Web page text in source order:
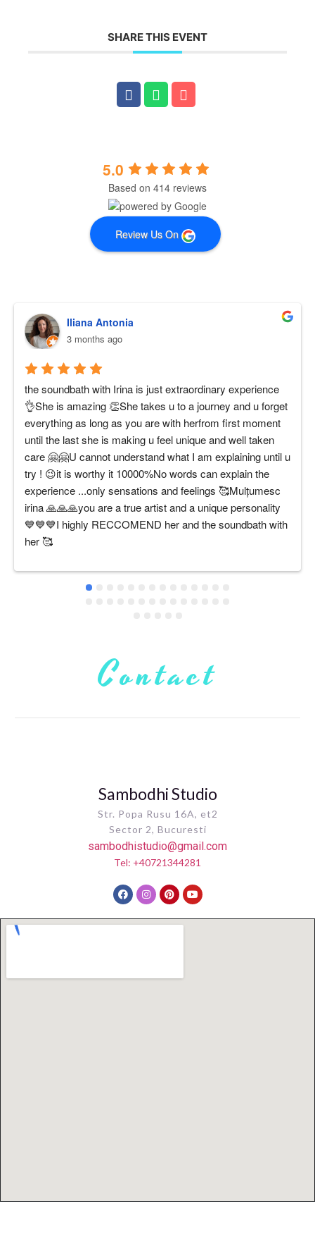
SHARE THIS EVENT
5.0
Based on 414 reviews
Review Us On
Iliana Antonia
3 months ago
the soundbath with Irina is just extraordinary experience
👌She is amazing 👏She takes u to a journey and u forget
everything as long as you are with herfrom first moment
until the last she is making u feel unique and well taken
care 🤗🤗U cannot understand what I am explaining until u
try ! 😉it is worthy it 10000%No words can explain the
experience ...only sensations and feelings 🥰Mulțumesc
irina 🙏🙏🙏you are a true artist and a unique personality
💙💙💙I highly RECCOMEND her and the soundbath with
her 🥰
Contact
Sambodhi Studio
Str. Popa Rusu 16A, et2
Sector 2, Bucuresti
sambodhistudio@gmail.com
Tel: +40721344281